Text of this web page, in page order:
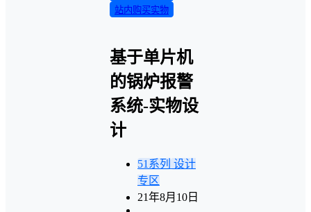
站内购买实物
基于单片机
的锅炉报警
系统-实物设
计
51系列 设计
专区
21年8月10日